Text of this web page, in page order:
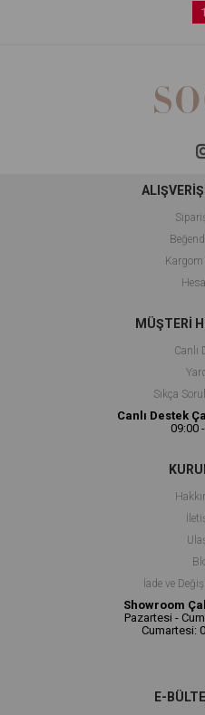
1
Kargom
MÜŞTERİ
Canlı
Sıkça
Canlı Destek
09:00
İade ve
Showroom
Pazartesi -
Cumartesi:
E-